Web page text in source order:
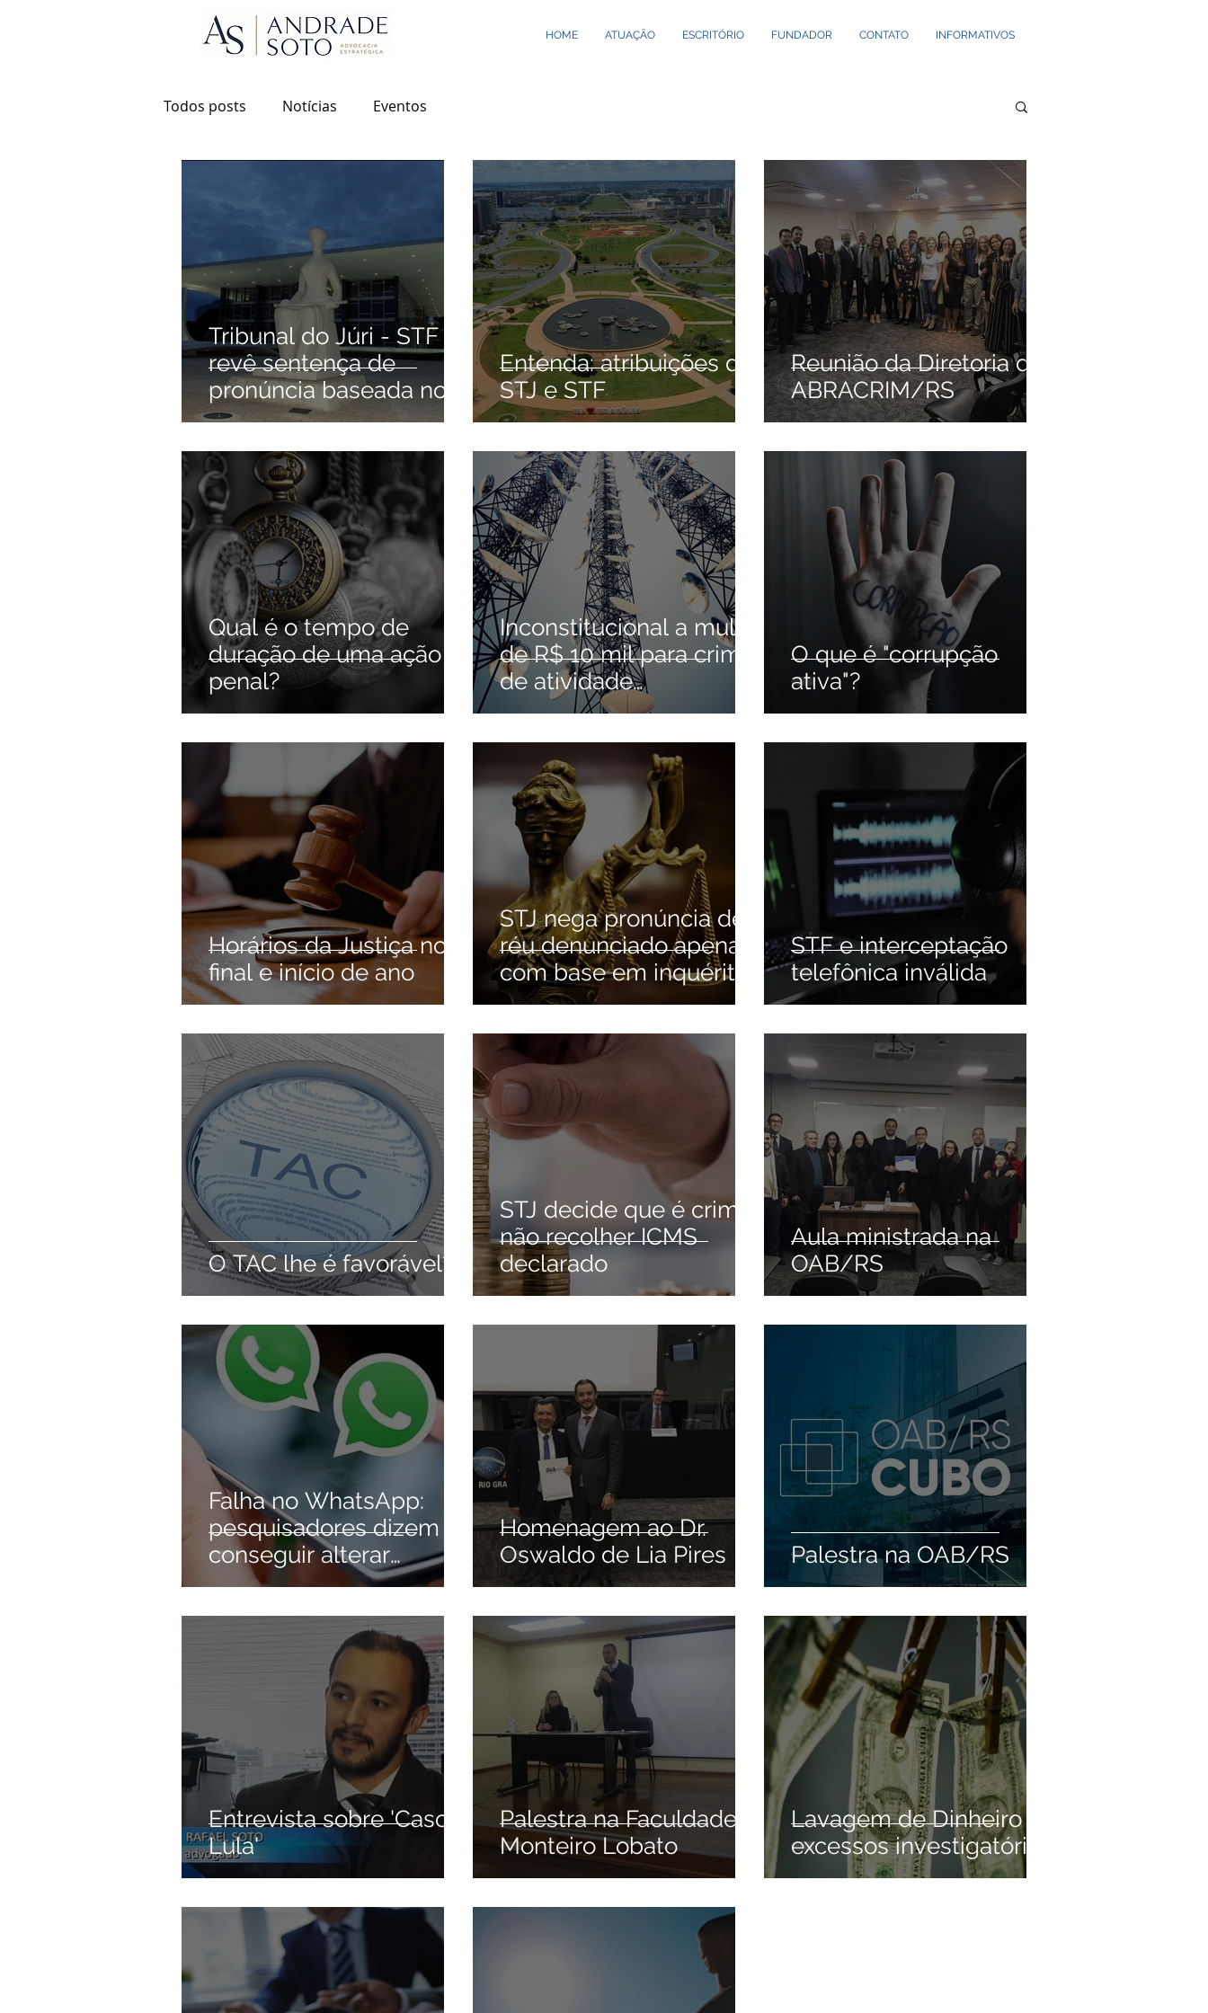
HOME ATUAÇÃO ESCRITÓRIO FUNDADOR CONTATO INFORMATIVOS
Todos posts Notícias Eventos
Tribunal do Júri - STF
revê sentença de
pronúncia baseada no
'in dubio pro societate'
Entenda: atribuições do
STJ e STF
Reunião da Diretoria da
ABRACRIM/RS
Qual é o tempo de
duração de uma ação
penal?
Inconstitucional a multa
de R$ 10 mil para crime
de atividade
clandestina em
telecomunicação
O que é "corrupção
ativa"?
Horários da Justiça no
final e início de ano
STJ nega pronúncia de
réu denunciado apenas
com base em inquérito
policial
STF e interceptação
telefônica inválida
O TAC lhe é favorável?
STJ decide que é crime
não recolher ICMS
declarado
Aula ministrada na
OAB/RS
Falha no WhatsApp:
pesquisadores dizem
conseguir alterar
conteúdo de
mensagens
Homenagem ao Dr.
Oswaldo de Lia Pires
Palestra na OAB/RS
Entrevista sobre 'Caso
Lula'
Palestra na Faculdade
Monteiro Lobato
Lavagem de Dinheiro e
excessos investigatórios